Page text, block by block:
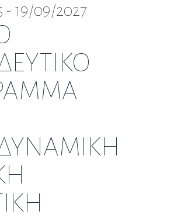
- 19/09/2027